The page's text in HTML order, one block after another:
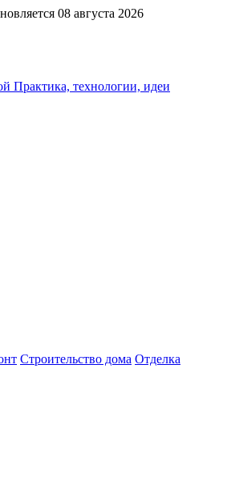
08 августа 2026
Практика, технологии, идеи
Строительство дома Отделка